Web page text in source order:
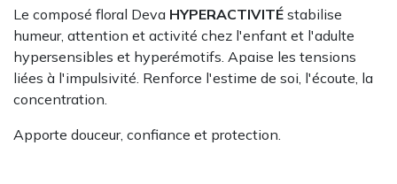
Le composé floral Deva HYPERACTIVITÉ stabilise
humeur, attention et activité chez l'enfant et l'adulte
hypersensibles et hyperémotifs. Apaise les tensions
liées à l'impulsivité. Renforce l'estime de soi, l'écoute, la
concentration.
Apporte douceur, confiance et protection.